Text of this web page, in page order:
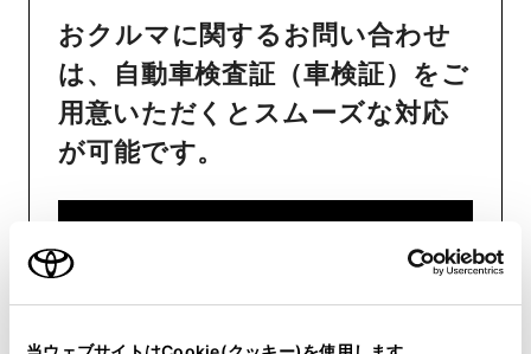
おクルマに関するお問い合わせ
は、自動車検査証（車検証）をご
用意いただくとスムーズな対応
が可能です。